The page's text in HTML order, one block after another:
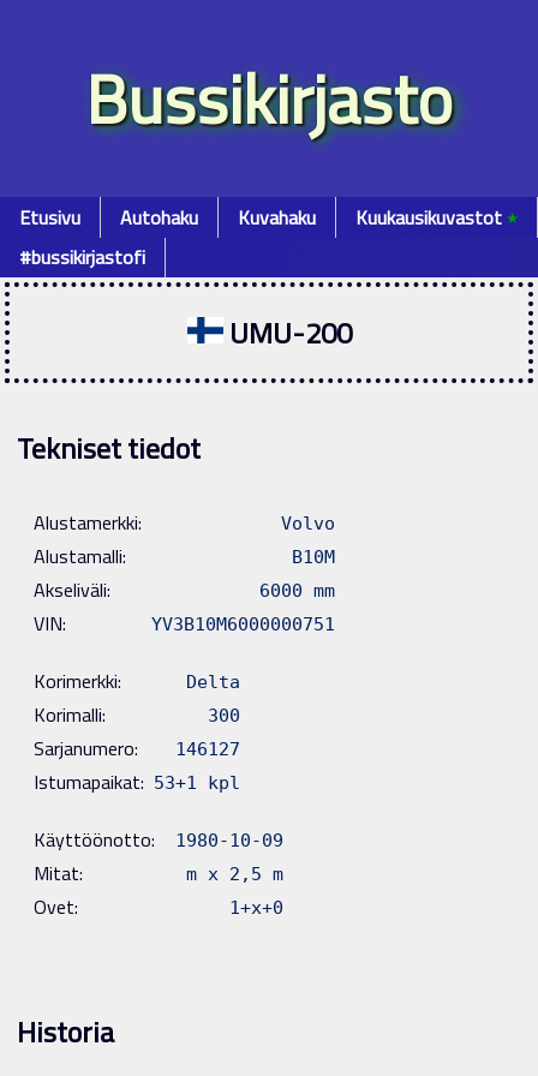
Bussikirjasto
Etusivu Autohaku Kuvahaku Kuukausikuvastot٭
#bussikirjastofi
UMU-200
Tekniset tiedot
Alustamerkki: Volvo
Alustamalli: B10M
Akseliväli: 6000 mm
VIN: YV3B10M6000000751
Korimerkki: Delta
Korimalli: 300
Sarjanumero: 146127
Istumapaikat: 53+1 kpl
Käyttöönotto: 1980-10-09
Mitat: m x 2,5 m
Ovet: 1+x+0
Historia